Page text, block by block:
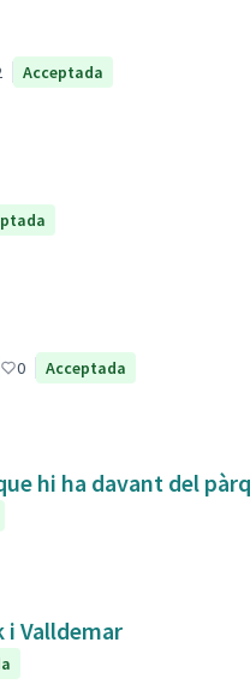
Acceptada
0 Acceptada
hi ha davant del
i Valldemar